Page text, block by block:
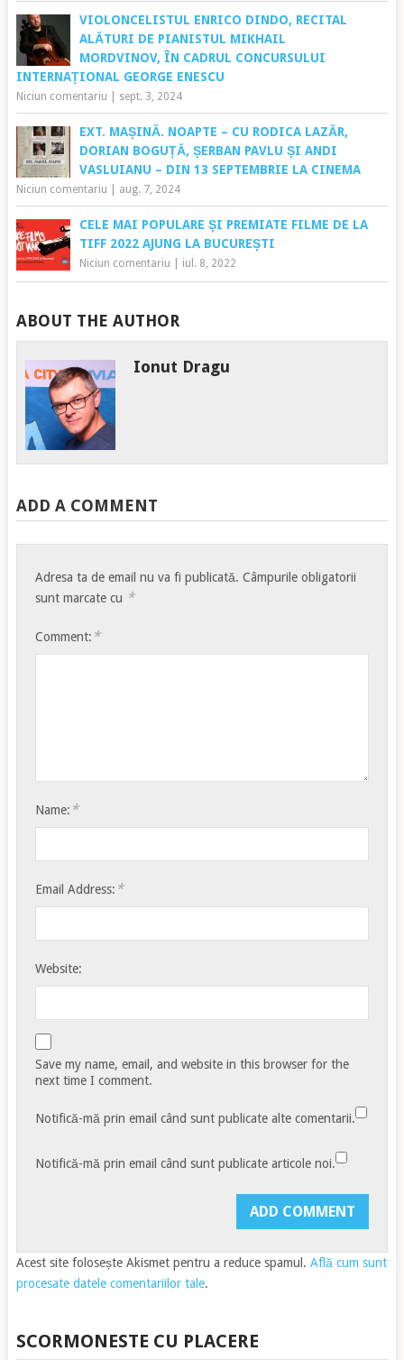
VIOLONCELISTUL ENRICO DINDO, RECITAL
ALĂTURI DE PIANISTUL MIKHAIL
MORDVINOV, ÎN CADRUL CONCURSULUI
INTERNAȚIONAL GEORGE ENESCU
Niciun comentariu sept. 3, 2024
EXT. MAȘINĂ. NOAPTE – CU RODICA LAZĂR,
DORIAN BOGUȚĂ, ȘERBAN PAVLU ȘI ANDI
VASLUIANU – DIN 13 SEPTEMBRIE LA CINEMA
Niciun comentariu aug. 7, 2024
CELE MAI POPULARE ȘI PREMIATE FILME DE LA
TIFF 2022 AJUNG LA BUCUREȘTI
Niciun comentariu iul. 8, 2022
ABOUT THE AUTHOR
Ionut Dragu
ADD A COMMENT
Adresa ta de email nu va fi publicată. Câmpurile obligatorii
sunt marcate cu *
Comment: *
Name: *
Email Address: *
Website:
Save my name, email, and website in this browser for the
next time I comment.
Notifică-mă prin email când sunt publicate alte comentarii.
Notifică-mă prin email când sunt publicate articole noi.
Acest site folosește Akismet pentru a reduce spamul. Află cum sunt
procesate datele comentariilor tale.
SCORMONESTE CU PLACERE